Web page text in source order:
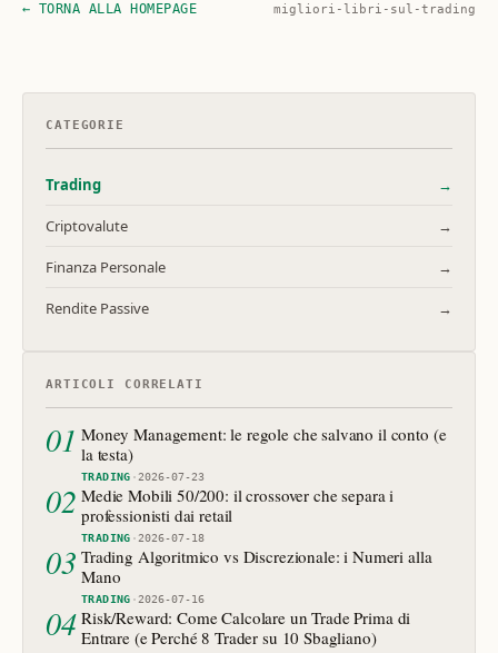
← TORNA ALLA HOMEPAGE migliori-libri-sul-trading
CATEGORIE
Trading →
Criptovalute →
Finanza Personale →
Rendite Passive →
ARTICOLI CORRELATI
01 Money Management: le regole che salvano il conto (e
la testa)
TRADING ·2026-07-23
02 Medie Mobili 50/200: il crossover che separa i
professionisti dai retail
TRADING ·2026-07-18
03 Trading Algoritmico vs Discrezionale: i Numeri alla
Mano
TRADING ·2026-07-16
04 Risk/Reward: Come Calcolare un Trade Prima di
Entrare (e Perché 8 Trader su 10 Sbagliano)